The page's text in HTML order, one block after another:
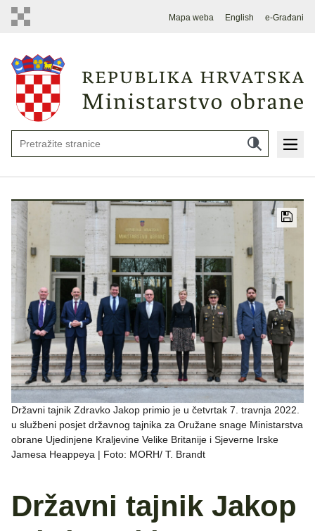
Mapa weba English e-Građani
Državni tajnik Zdravko Jakop primio je u četvrtak 7. travnja 2022.
u službeni posjet državnog tajnika za Oružane snage Ministarstva
obrane Ujedinjene Kraljevine Velike Britanije i Sjeverne Irske
Jamesa Heappeya | Foto: MORH/ T. Brandt
Državni tajnik Jakop